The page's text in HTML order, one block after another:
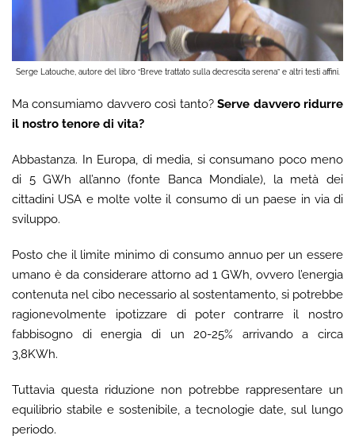
Serge Latouche, autore del libro “Breve trattato sulla decrescita serena” e altri testi affini.
Ma consumiamo davvero così tanto?Serve davvero ridurre
il nostro tenore di vita?
Abbastanza. In Europa, di media, si consumano poco meno
di 5 GWh all’anno (fonte Banca Mondiale), la metà dei
cittadini USA e molte volte il consumo di un paese in via di
sviluppo.
Posto che il limite minimo di consumo annuo per un essere
umano è da considerare attorno ad 1 GWh, ovvero l’energia
contenuta nel cibo necessario al sostentamento, si potrebbe
ragionevolmente ipotizzare di poter contrarre il nostro
fabbisogno di energia di un 20-25% arrivando a circa
3,8KWh.
Tuttavia questa riduzione non potrebbe rappresentare un
equilibrio stabile e sostenibile, a tecnologie date, sul lungo
periodo.